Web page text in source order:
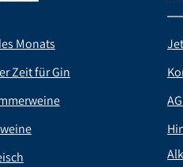
Monats
Zeit für Gin